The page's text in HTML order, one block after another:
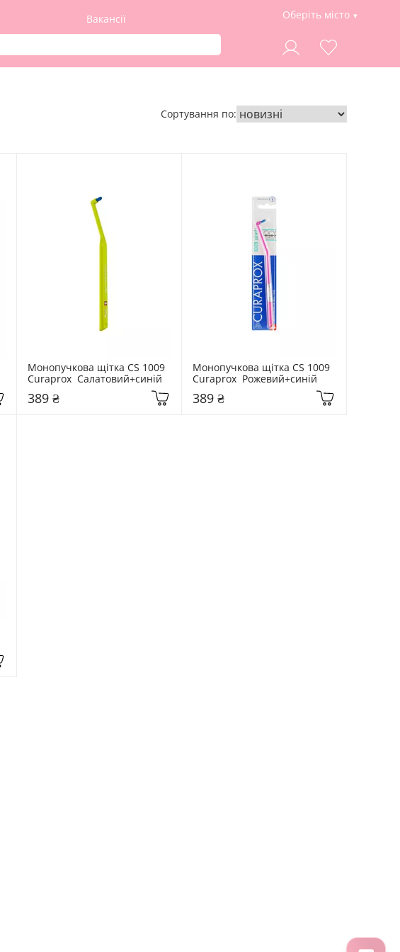
Вакансії Оберіть місто
Сортування по:
Монопучкова щітка CS 1009
Curaprox  Салатовий+синій
389 ₴
Монопучкова щітка CS 1009
Curaprox  Рожевий+синій
389 ₴